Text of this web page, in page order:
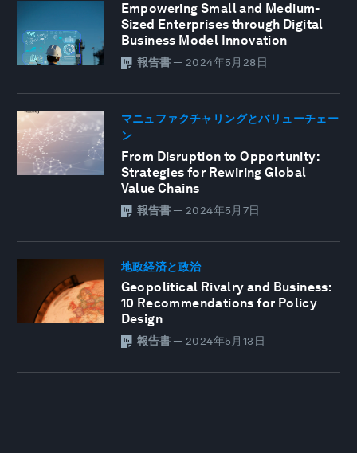
Empowering Small and Medium-
Sized Enterprises through Digital
Business Model Innovation
報告書 — 2024年5月28日
マニュファクチャリングとバリューチェー
ン
From Disruption to Opportunity:
Strategies for Rewiring Global
Value Chains
報告書 — 2024年5月7日
地政経済と政治
Geopolitical Rivalry and Business:
10 Recommendations for Policy
Design
報告書 — 2024年5月13日